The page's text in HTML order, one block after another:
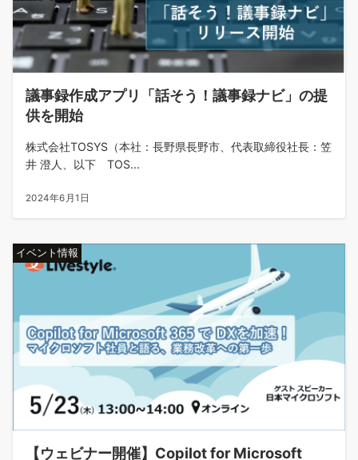
議事録作成アプリ「話そう！議事録ナビ」の提
供を開始
株式会社TOSYS（本社：長野県長野市、代表取締役社長：笠
井 澄人、以下 TOS...
2024年6月1日
イベント情報
【ウェビナー開催】Copilot for Microsoft